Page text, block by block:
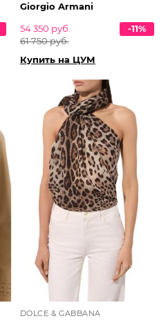
Giorgio Armani
54 350 руб.
61 750 руб.
-11%
Купить на ЦУМ
DOLCE & GABBANA